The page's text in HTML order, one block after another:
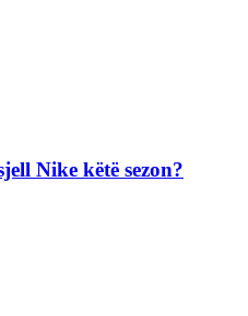
Nike këtë sezon?